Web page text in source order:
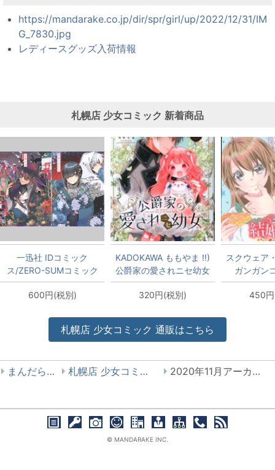
https://mandarake.co.jp/dir/spr/girl/up/2022/12/31/IM
G_7830.jpg
レディースグッズ入荷情報
札幌店 少女コミック 新着商品
一迅社 IDコミック
ス/ZERO-SUMコミック
ス 高山しのぶ 花燭の白
特装版 8
600円(税別)
KADOKAWA ももやま !!)
公爵家の愛されニセ幼女
1
320円(税別)
スクウェア
ガンガン
ONLINE エ
婚初夜のデ
450
札幌店 少女コミック 通販はこちら
まんだらけ 札幌店 少女コミック 2020年11月アーカイブ
© MANDARAKE INC.